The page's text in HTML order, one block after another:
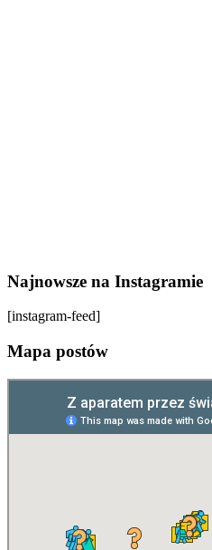
Najnowsze na Instagramie
[instagram-feed]
Mapa postów